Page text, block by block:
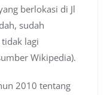
berlokasi di Jl
sudah
lagi
Wikipedia).
2010 tentang